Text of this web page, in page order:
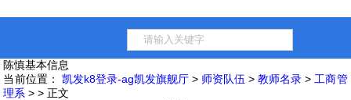
陈慎
当前位置： 凯发k8登录-ag凯发旗舰厅 > 师资队伍 >教师名录 > 工商管
理系 > > 正文
基本信息